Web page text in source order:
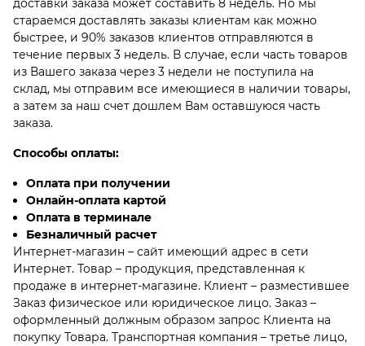
доставки заказа может составить 8 недель. Но мы
стараемся доставлять заказы клиентам как можно
быстрее, и 90% заказов клиентов отправляются в
течение первых 3 недель. В случае, если часть товаров
из Вашего заказа через 3 недели не поступила на
склад, мы отправим все имеющиеся в наличии товары,
а затем за наш счет дошлем Вам оставшуюся часть
заказа.
Способы оплаты:
Оплата при получении
Онлайн-оплата картой
Оплата в терминале
Безналичный расчет
Интернет-магазин – сайт имеющий адрес в сети
Интернет. Товар – продукция, представленная к
продаже в интернет-магазине. Клиент – разместившее
Заказ физическое или юридическое лицо. Заказ –
оформленный должным образом запрос Клиента на
покупку Товара. Транспортная компания – третье лицо,